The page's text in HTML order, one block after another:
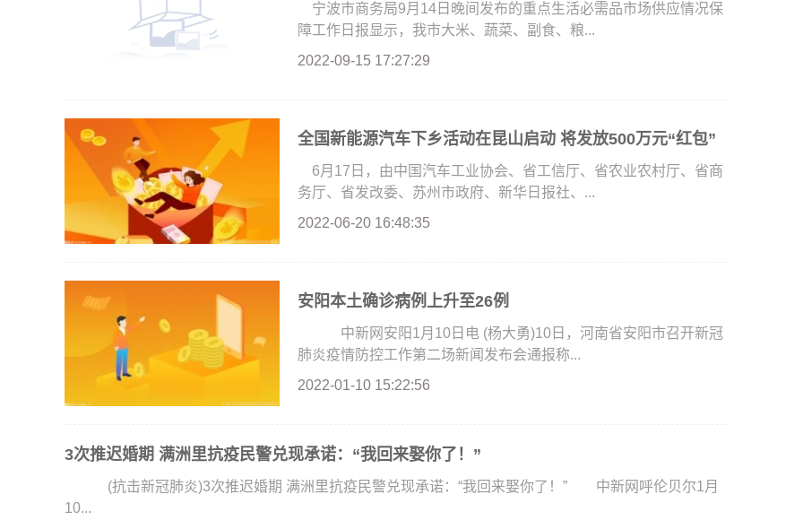
宁波市商务局9月14日晚间发布的重点生活必需品市场供应情况保
障工作日报显示，我市大米、蔬菜、副食、粮...
2022-09-15 17:27:29
全国新能源汽车下乡活动在昆山启动 将发放500万元“红包”
6月17日，由中国汽车工业协会、省工信厅、省农业农村厅、省商
务厅、省发改委、苏州市政府、新华日报社、...
2022-06-20 16:48:35
安阳本土确诊病例上升至26例
中新网安阳1月10日电 (杨大勇)10日，河南省安阳市召开新冠
肺炎疫情防控工作第二场新闻发布会通报称...
2022-01-10 15:22:56
3次推迟婚期 满洲里抗疫民警兑现承诺：“我回来娶你了！”
(抗击新冠肺炎)3次推迟婚期 满洲里抗疫民警兑现承诺：“我回来娶你了！” 中新网呼伦贝尔1月
10...